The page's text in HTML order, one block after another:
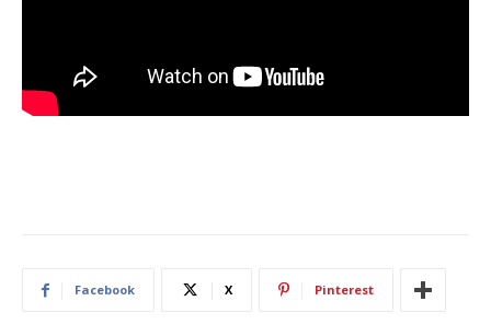
Facebook X Pinterest